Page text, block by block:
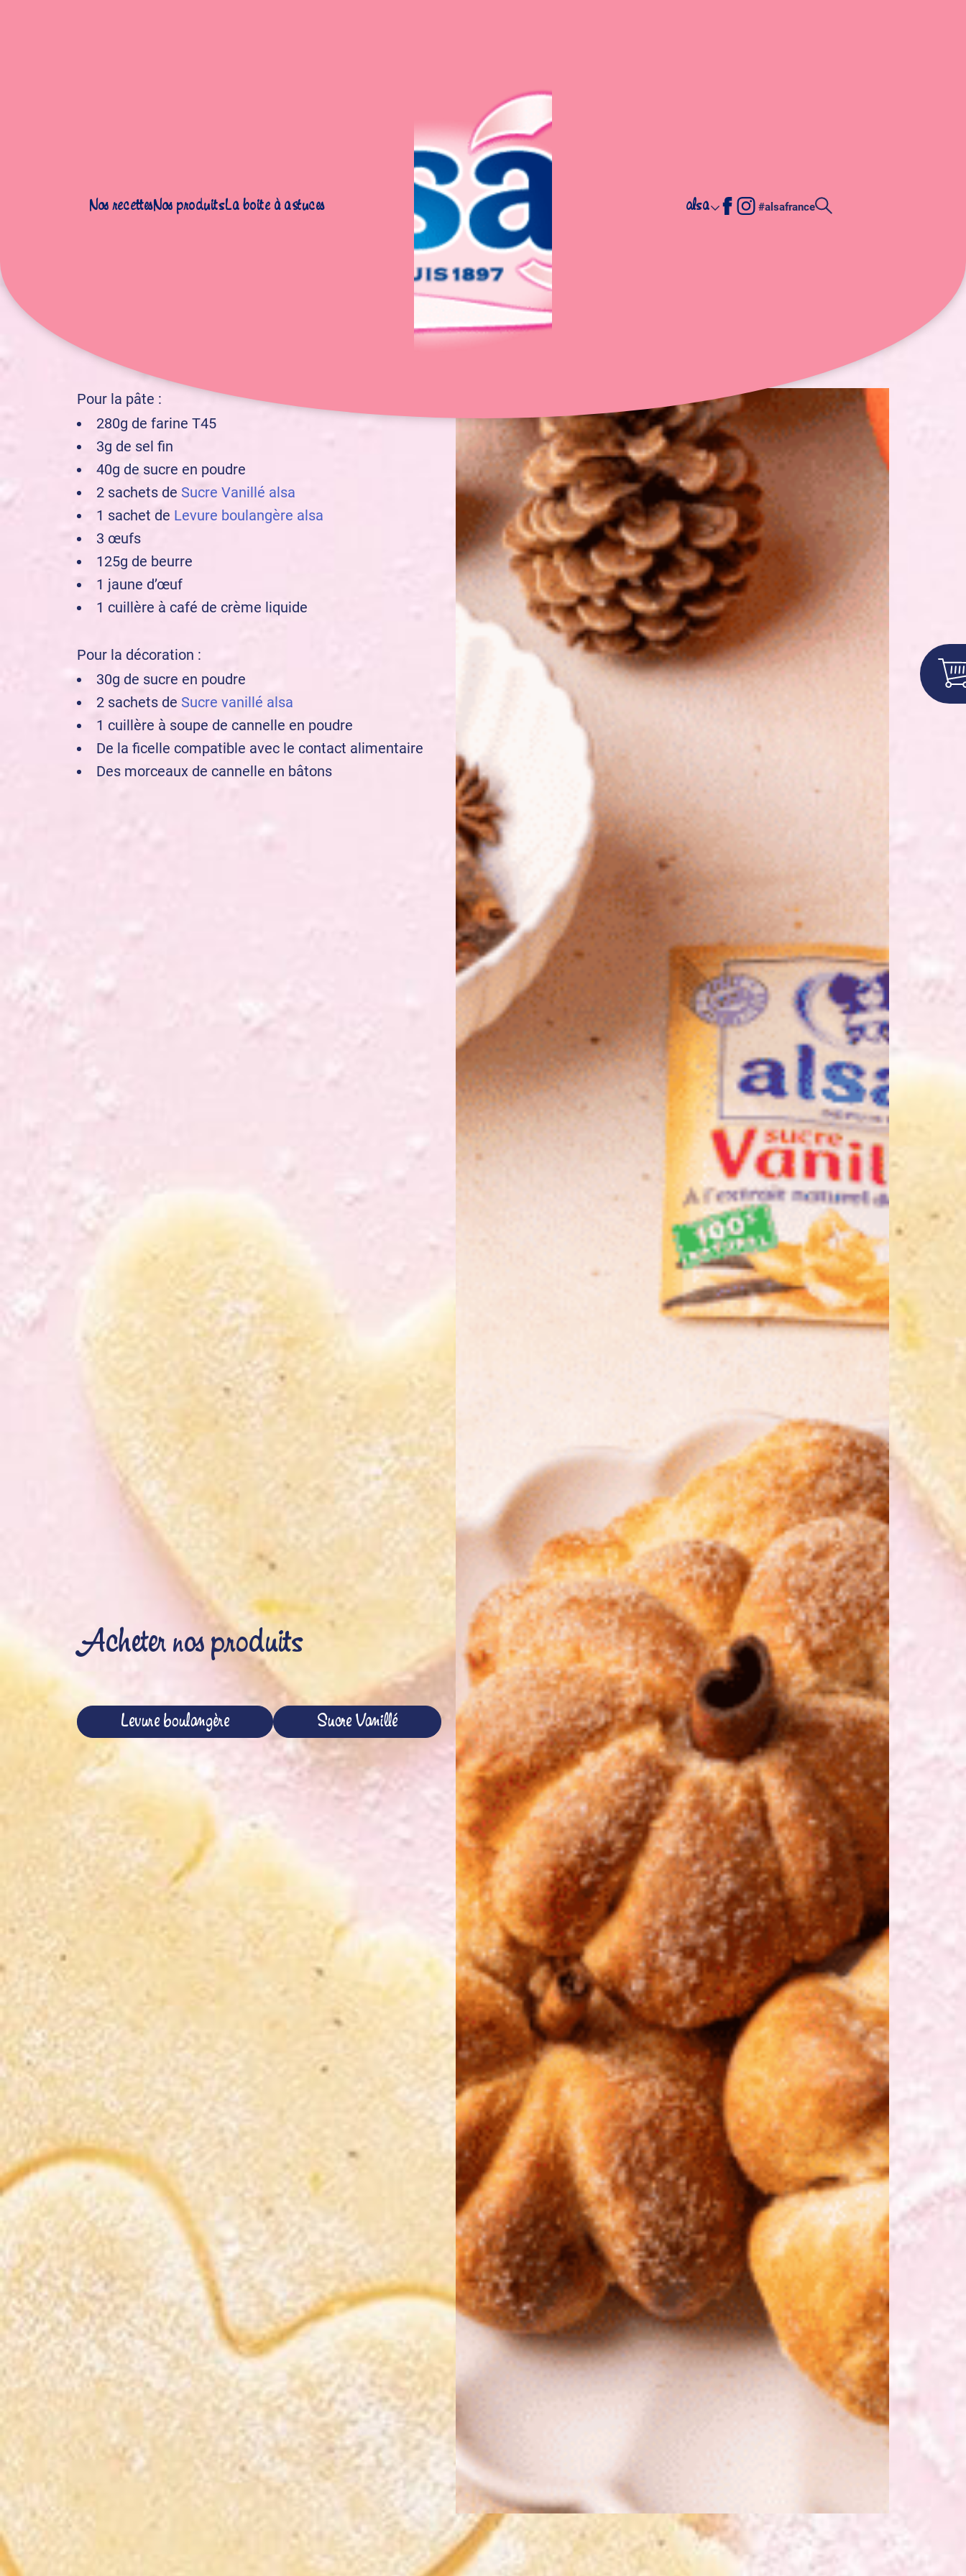
Nos recettesNos produitsLa boite à astuces alsa #alsafrance
Brioches citrouilles
4 pers.
Pour la pâte :
280g de farine T45
3g de sel fin
40g de sucre en poudre
2 sachets de Sucre Vanillé alsa
1 sachet de Levure boulangère alsa
3 œufs
125g de beurre
1 jaune d’œuf
1 cuillère à café de crème liquide
Pour la décoration :
30g de sucre en poudre
2 sachets de Sucre vanillé alsa
1 cuillère à soupe de cannelle en poudre
De la ficelle compatible avec le contact alimentaire
Des morceaux de cannelle en bâtons
Acheter nos produits
Levure boulangère Sucre Vanillé